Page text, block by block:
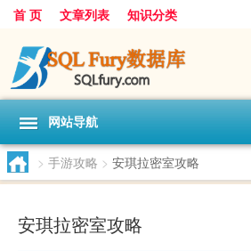
首 页 文章列表 知识分类
网站导航
> 手游攻略 > 安琪拉密室攻略
安琪拉密室攻略